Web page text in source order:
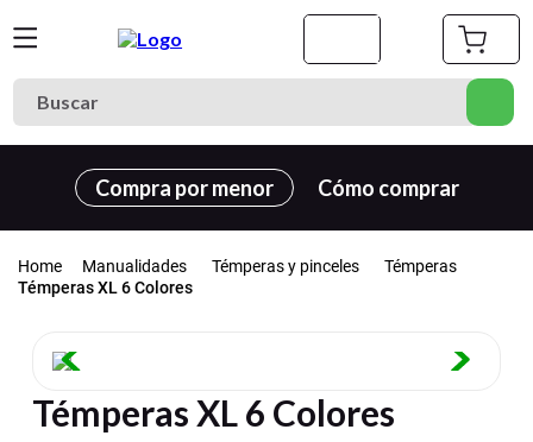
Buscar
Compra por menor Cómo comprar
Manualidades Témperas y pinceles
Témperas
Témperas XL 6 Colores
Témperas XL 6 Colores
Términos más buscados
cuaderno
3. goma eva
5.
6. village